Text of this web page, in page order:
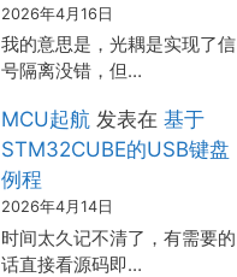
2026年4月16日
我的意思是，光耦是实现了信
号隔离没错，但…
MCU起航 发表在 基于
STM32CUBE的USB键盘
例程
2026年4月14日
时间太久记不清了，有需要的
话直接看源码即…